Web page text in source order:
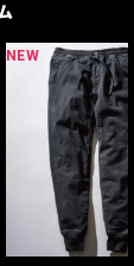
NEW